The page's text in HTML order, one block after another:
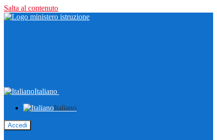
Salta al contenuto
Italiano
Italiano
Accedi